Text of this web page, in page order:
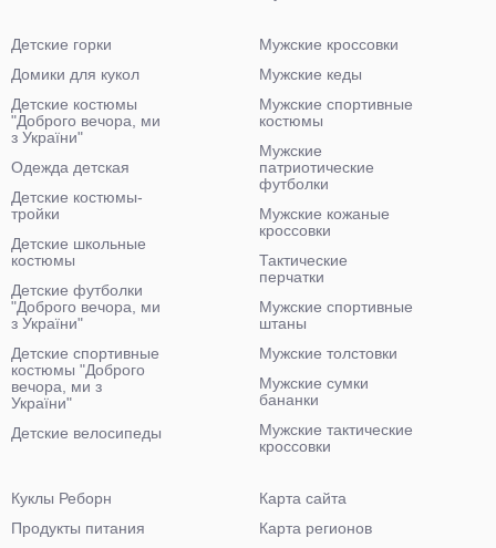
Детские горки
Домики для кукол
Детские костюмы
"Доброго вечора, ми
з України"
Одежда детская
Детские костюмы-
тройки
Детские школьные
костюмы
Детские футболки
"Доброго вечора, ми
з України"
Детские спортивные
костюмы "Доброго
вечора, ми з
України"
Детские велосипеды
Мужские кроссовки
Мужские кеды
Мужские спортивные
костюмы
Мужские
патриотические
футболки
Мужские кожаные
кроссовки
Тактические
перчатки
Мужские спортивные
штаны
Мужские толстовки
Мужские сумки
бананки
Мужские тактические
кроссовки
Куклы Реборн
Продукты питания
Карта сайта
Карта регионов